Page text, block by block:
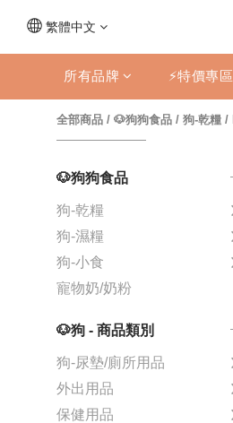
繁體中文
所有品牌 ⚡特價專區
全部商品 / 🐶狗狗食品 / 狗-乾糧 /
🐶狗狗食品
狗-乾糧
狗-濕糧
狗-小食
寵物奶/奶粉
🐶狗 - 商品類別
狗-尿墊/廁所用品
外出用品
保健用品